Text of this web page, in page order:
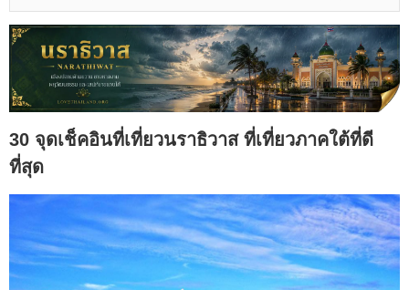
30 จุดเช็คอินที่เที่ยวนราธิวาส ที่เที่ยวภาคใต้ที่ดี
ที่สุด